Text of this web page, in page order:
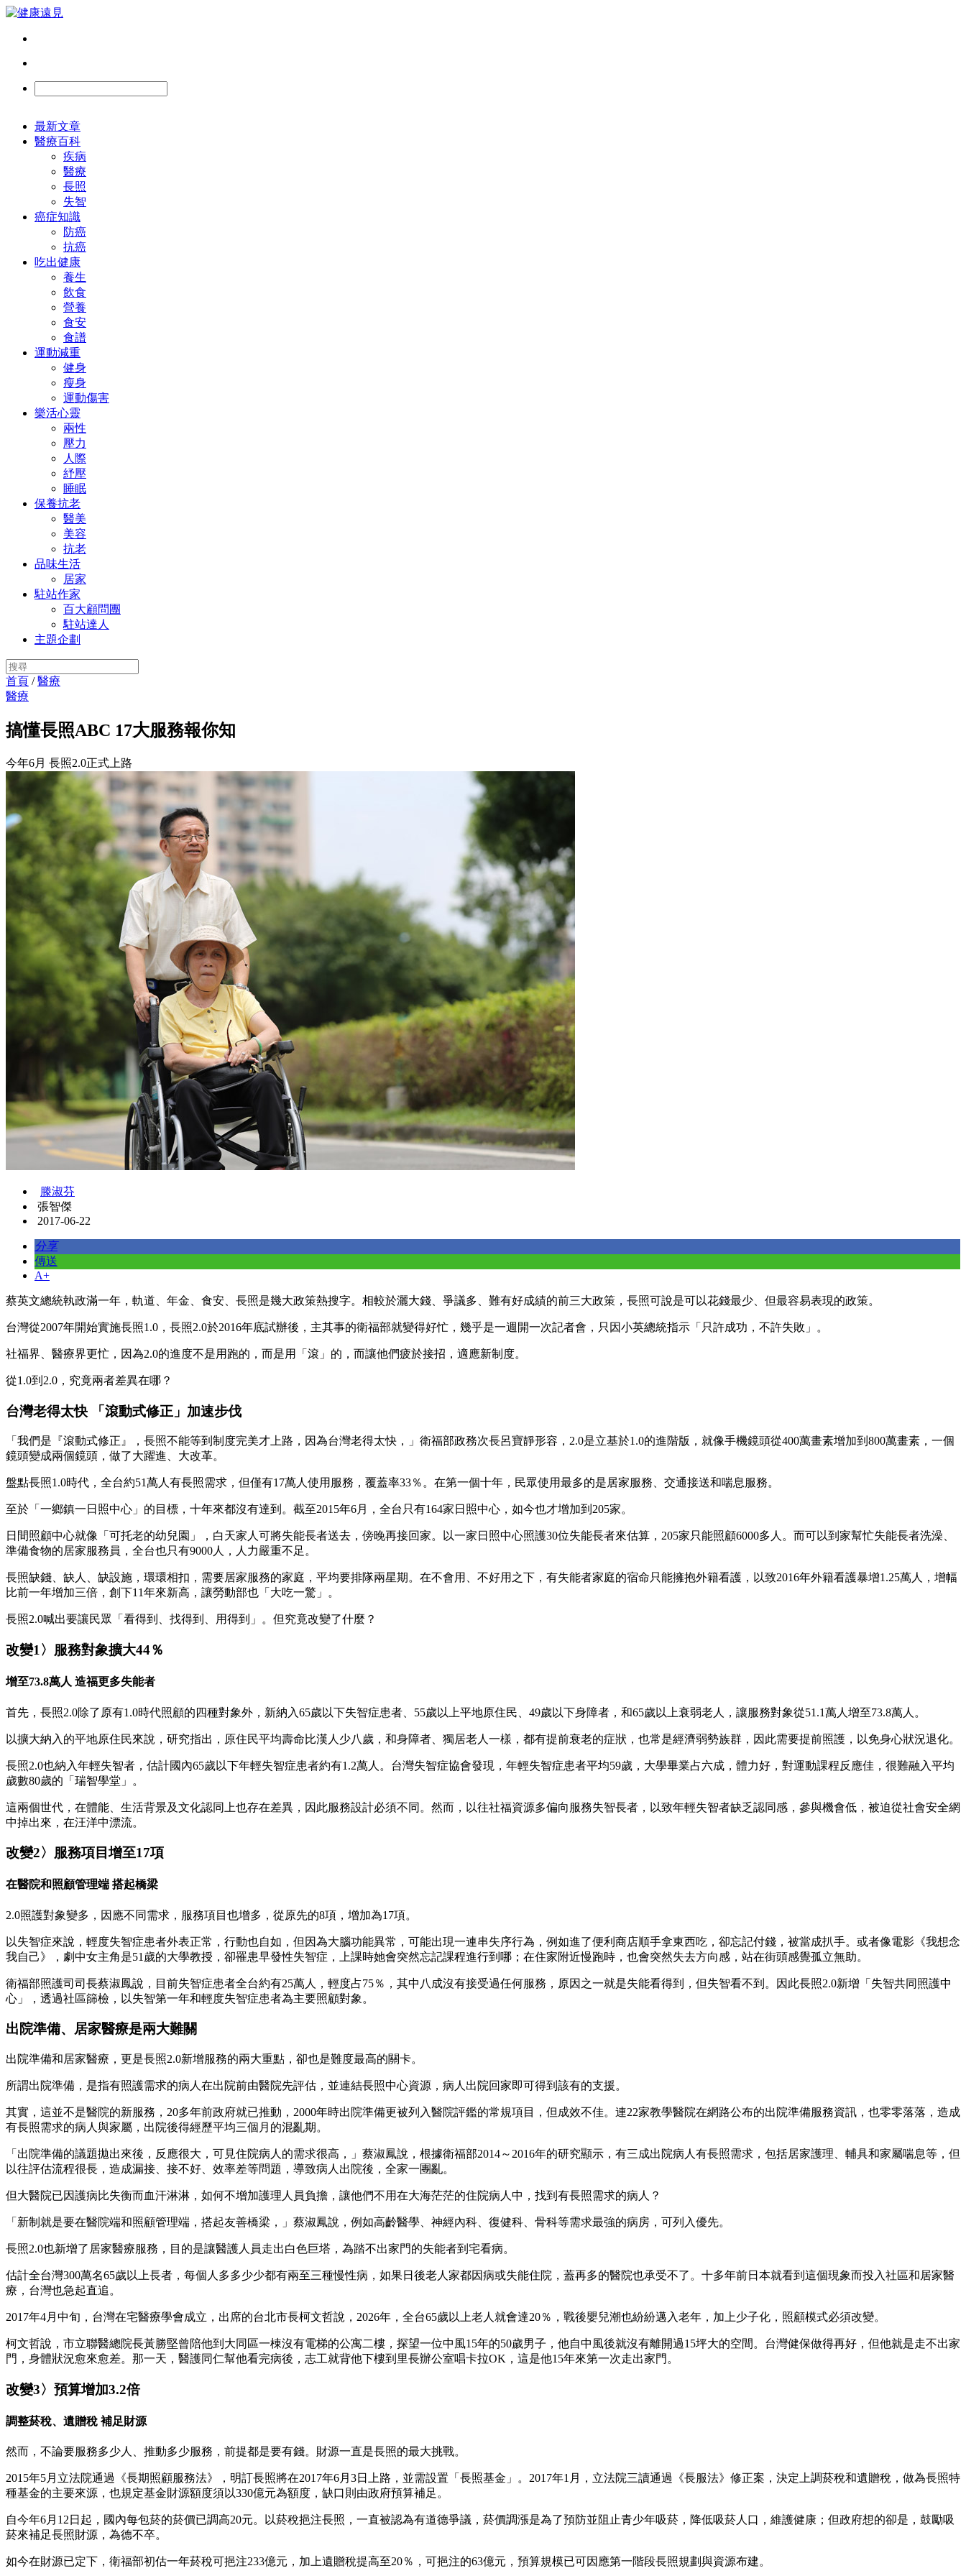
最新文章
醫療百科
疾病
醫療
長照
失智
癌症知識
防癌
抗癌
吃出健康
養生
飲食
營養
食安
食譜
運動減重
健身
瘦身
運動傷害
樂活心靈
兩性
壓力
人際
紓壓
睡眠
保養抗老
醫美
美容
抗老
品味生活
居家
駐站作家
百大顧問團
駐站達人
主題企劃
首頁 /醫療
醫療
搞懂長照ABC 17大服務報你知
今年6月 長照2.0正式上路
滕淑芬
張智傑
2017-06-22
分享
傳送
A+
蔡英文總統執政滿一年，軌道、年金、食安、長照是幾大政策熱搜字。相較於灑大錢、爭議多、難有好成績的前三大政策，長照可說是可以花錢最少、但最容易表現的政策。
台灣從2007年開始實施長照1.0，長照2.0於2016年底試辦後，主其事的衛福部就變得好忙，幾乎是一週開一次記者會，只因小英總統指示「只許成功，不許失敗」。
社福界、醫療界更忙，因為2.0的進度不是用跑的，而是用「滾」的，而讓他們疲於接招，適應新制度。
從1.0到2.0，究竟兩者差異在哪？
台灣老得太快 「滾動式修正」加速步伐
「我們是『滾動式修正』，長照不能等到制度完美才上路，因為台灣老得太快，」衛福部政務次長呂寶靜形容，2.0是立基於1.0的進階版，就像手機鏡頭從400萬畫素增加到800萬畫素，一個
鏡頭變成兩個鏡頭，做了大躍進、大改革。
盤點長照1.0時代，全台約51萬人有長照需求，但僅有17萬人使用服務，覆蓋率33％。在第一個十年，民眾使用最多的是居家服務、交通接送和喘息服務。
至於「一鄉鎮一日照中心」的目標，十年來都沒有達到。截至2015年6月，全台只有164家日照中心，如今也才增加到205家。
日間照顧中心就像「可托老的幼兒園」，白天家人可將失能長者送去，傍晚再接回家。以一家日照中心照護30位失能長者來估算，205家只能照顧6000多人。而可以到家幫忙失能長者洗澡、
準備食物的居家服務員，全台也只有9000人，人力嚴重不足。
長照缺錢、缺人、缺設施，環環相扣，需要居家服務的家庭，平均要排隊兩星期。在不會用、不好用之下，有失能者家庭的宿命只能擁抱外籍看護，以致2016年外籍看護暴增1.25萬人，增幅
比前一年增加三倍，創下11年來新高，讓勞動部也「大吃一驚」。
長照2.0喊出要讓民眾「看得到、找得到、用得到」。但究竟改變了什麼？
改變1〉服務對象擴大44％
增至73.8萬人 造福更多失能者
首先，長照2.0除了原有1.0時代照顧的四種對象外，新納入65歲以下失智症患者、55歲以上平地原住民、49歲以下身障者，和65歲以上衰弱老人，讓服務對象從51.1萬人增至73.8萬人。
以擴大納入的平地原住民來說，研究指出，原住民平均壽命比漢人少八歲，和身障者、獨居老人一樣，都有提前衰老的症狀，也常是經濟弱勢族群，因此需要提前照護，以免身心狀況退化。
長照2.0也納入年輕失智者，估計國內65歲以下年輕失智症患者約有1.2萬人。台灣失智症協會發現，年輕失智症患者平均59歲，大學畢業占六成，體力好，對運動課程反應佳，很難融入平均
歲數80歲的「瑞智學堂」。
這兩個世代，在體能、生活背景及文化認同上也存在差異，因此服務設計必須不同。然而，以往社福資源多偏向服務失智長者，以致年輕失智者缺乏認同感，參與機會低，被迫從社會安全網
中掉出來，在汪洋中漂流。
改變2〉服務項目增至17項
在醫院和照顧管理端 搭起橋梁
2.0照護對象變多，因應不同需求，服務項目也增多，從原先的8項，增加為17項。
以失智症來說，輕度失智症患者外表正常，行動也自如，但因為大腦功能異常，可能出現一連串失序行為，例如進了便利商店順手拿東西吃，卻忘記付錢，被當成扒手。或者像電影《我想念
我自己》，劇中女主角是51歲的大學教授，卻罹患早發性失智症，上課時她會突然忘記課程進行到哪；在住家附近慢跑時，也會突然失去方向感，站在街頭感覺孤立無助。
衛福部照護司司長蔡淑鳳說，目前失智症患者全台約有25萬人，輕度占75％，其中八成沒有接受過任何服務，原因之一就是失能看得到，但失智看不到。因此長照2.0新增「失智共同照護中
心」，透過社區篩檢，以失智第一年和輕度失智症患者為主要照顧對象。
出院準備、居家醫療是兩大難關
出院準備和居家醫療，更是長照2.0新增服務的兩大重點，卻也是難度最高的關卡。
所謂出院準備，是指有照護需求的病人在出院前由醫院先評估，並連結長照中心資源，病人出院回家即可得到該有的支援。
其實，這並不是醫院的新服務，20多年前政府就已推動，2000年時出院準備更被列入醫院評鑑的常規項目，但成效不佳。連22家教學醫院在網路公布的出院準備服務資訊，也零零落落，造成
有長照需求的病人與家屬，出院後得經歷平均三個月的混亂期。
「出院準備的議題拋出來後，反應很大，可見住院病人的需求很高，」蔡淑鳳說，根據衛福部2014～2016年的研究顯示，有三成出院病人有長照需求，包括居家護理、輔具和家屬喘息等，但
以往評估流程很長，造成漏接、接不好、效率差等問題，導致病人出院後，全家一團亂。
但大醫院已因護病比失衡而血汗淋淋，如何不增加護理人員負擔，讓他們不用在大海茫茫的住院病人中，找到有長照需求的病人？
「新制就是要在醫院端和照顧管理端，搭起友善橋梁，」蔡淑鳳說，例如高齡醫學、神經內科、復健科、骨科等需求最強的病房，可列入優先。
長照2.0也新增了居家醫療服務，目的是讓醫護人員走出白色巨塔，為踏不出家門的失能者到宅看病。
估計全台灣300萬名65歲以上長者，每個人多多少少都有兩至三種慢性病，如果日後老人家都因病或失能住院，蓋再多的醫院也承受不了。十多年前日本就看到這個現象而投入社區和居家醫
療，台灣也急起直追。
2017年4月中旬，台灣在宅醫療學會成立，出席的台北市長柯文哲說，2026年，全台65歲以上老人就會達20％，戰後嬰兒潮也紛紛邁入老年，加上少子化，照顧模式必須改變。
柯文哲說，市立聯醫總院長黃勝堅曾陪他到大同區一棟沒有電梯的公寓二樓，探望一位中風15年的50歲男子，他自中風後就沒有離開過15坪大的空間。台灣健保做得再好，但他就是走不出家
門，身體狀況愈來愈差。那一天，醫護同仁幫他看完病後，志工就背他下樓到里長辦公室唱卡拉OK，這是他15年來第一次走出家門。
改變3〉預算增加3.2倍
調整菸稅、遺贈稅 補足財源
然而，不論要服務多少人、推動多少服務，前提都是要有錢。財源一直是長照的最大挑戰。
2015年5月立法院通過《長期照顧服務法》，明訂長照將在2017年6月3日上路，並需設置「長照基金」。2017年1月，立法院三讀通過《長服法》修正案，決定上調菸稅和遺贈稅，做為長照特
種基金的主要來源，也規定基金財源額度須以330億元為額度，缺口則由政府預算補足。
自今年6月12日起，國內每包菸的菸價已調高20元。以菸稅挹注長照，一直被認為有道德爭議，菸價調漲是為了預防並阻止青少年吸菸，降低吸菸人口，維護健康；但政府想的卻是，鼓勵吸
菸來補足長照財源，為德不卒。
如今在財源已定下，衛福部初估一年菸稅可挹注233億元，加上遺贈稅提高至20％，可挹注的63億元，預算規模已可因應第一階段長照規劃與資源布建。